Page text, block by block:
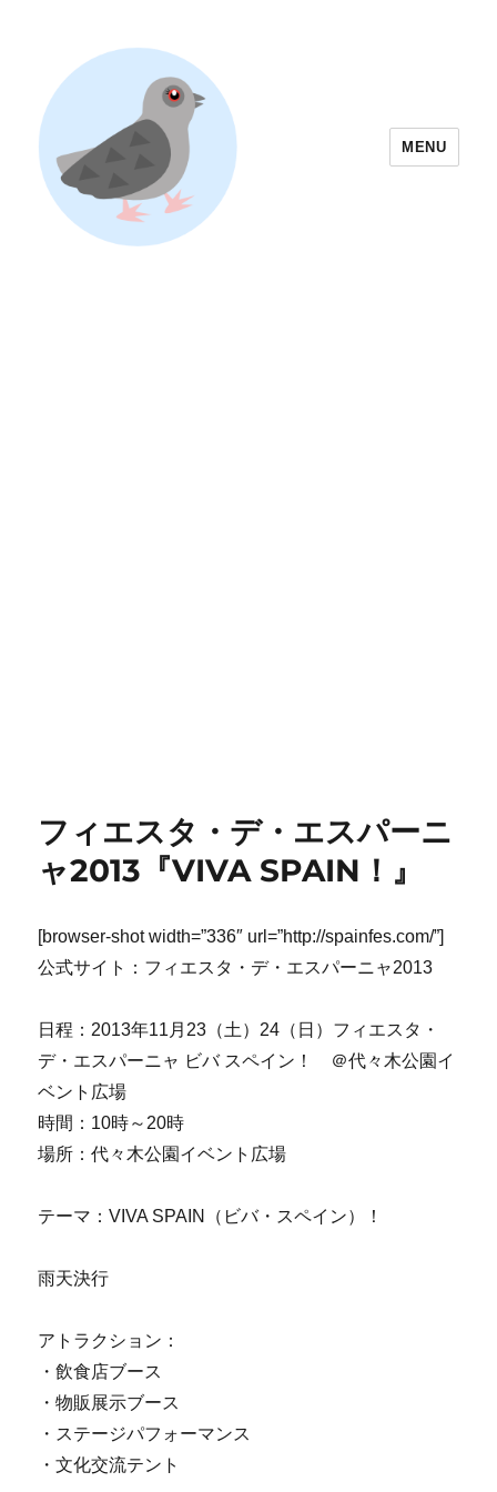
MENU
フィエスタ・デ・エスパーニ
ャ2013『VIVA SPAIN！』
[browser-shot width=”336″ url=”http://spainfes.com/”]
公式サイト：フィエスタ・デ・エスパーニャ2013
日程：2013年11月23（土）24（日）フィエスタ・
デ・エスパーニャ ビバ スペイン！ ＠代々木公園イ
ベント広場
時間：10時～20時
場所：代々木公園イベント広場
テーマ：VIVA SPAIN（ビバ・スペイン）！
雨天決行
アトラクション：
・飲食店ブース
・物販展示ブース
・ステージパフォーマンス
・文化交流テント